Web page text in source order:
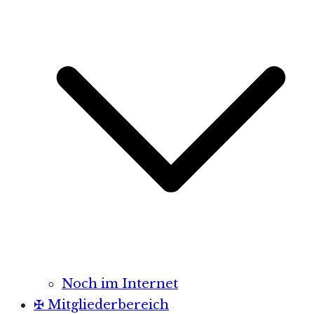
Noch im Internet
✠ Mitgliederbereich